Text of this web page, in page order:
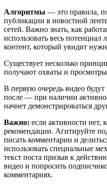
Алгоритмы — это правила,
публикации в новостной
сетей. Важно знать, как
использовать весь потенциал
контент, который увидит
Существует несколько
получают охваты и
В первую очередь видео
после — при наличии
начнет демонстрироваться
Важно: если активности нет,
рекомендации. Агитируйте
писать комментарии и
использовать специальные
текст поста призыв к
видео и попросить
комментариях.